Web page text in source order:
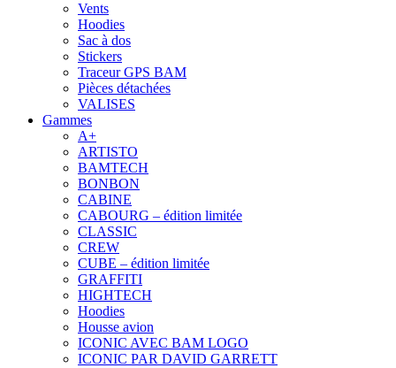
Vents
Hoodies
Sac à dos
Stickers
Traceur GPS BAM
Pièces détachées
VALISES
Gammes
A+
ARTISTO
BAMTECH
BONBON
CABINE
CABOURG – édition limitée
CLASSIC
CREW
CUBE – édition limitée
GRAFFITI
HIGHTECH
Hoodies
Housse avion
ICONIC AVEC BAM LOGO
ICONIC PAR DAVID GARRETT